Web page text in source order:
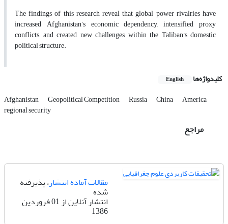
The findings of this research reveal that global power rivalries have
increased Afghanistan’s economic dependency, intensified proxy
conflicts, and created new challenges within the Taliban’s domestic
political structure.
کلیدواژه‌ها English
Afghanistan Geopolitical Competition Russia China America
regional security
مراجع
مقالات آماده انتشار، پذیرفته
شده
انتشار آنلاین از 01 فروردین
1386